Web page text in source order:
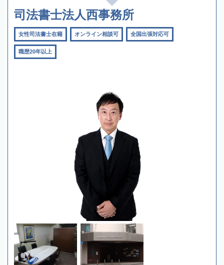
司法書士法人西事務所
女性司法書士在籍 オンライン相談可 全国出張対応可
職歴20年以上